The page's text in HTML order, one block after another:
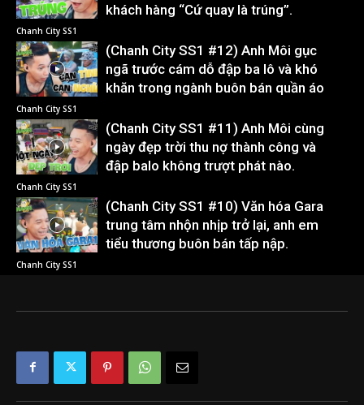
Chanh City SS1
khách hàng “Cứ quay là trúng”.
Chanh City SS1
(Chanh City SS1 #12) Anh Môi gục
ngã trước cám dỗ đập ba lô và khó
khăn trong ngành buôn bán quần áo
Chanh City SS1
(Chanh City SS1 #11) Anh Môi cùng
ngày đẹp trời thu nợ thành công và
đập balo không trượt phát nào.
Chanh City SS1
(Chanh City SS1 #10) Văn hóa Gara
trung tâm nhộn nhịp trở lại, anh em
tiểu thương buôn bán tấp nập.